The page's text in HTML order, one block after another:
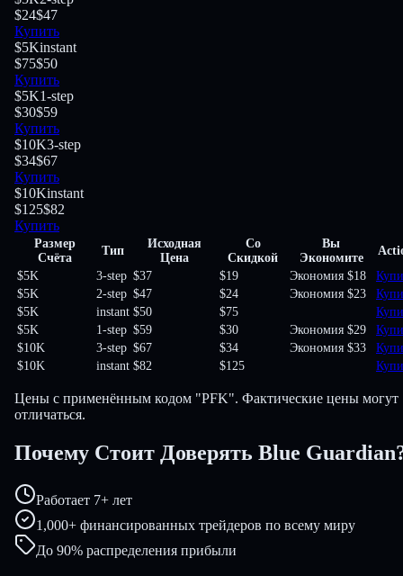
$24$47
Купить
$5Kinstant
$75$50
Купить
$5K1-step
$30$59
Купить
$10K3-step
$34$67
Купить
$10Kinstant
$125$82
Купить
Размер
Счёта
Тип
Исходная
Цена
Со
Скидкой
Вы
Экономите
$5K
3-step $37 $19 Экономия $18
$5K
2-step $47 $24 Экономия $23
$5K
instant $50 $75
$5K
1-step $59 $30 Экономия $29
$10K
3-step $67 $34 Экономия $33
$10K
instant $82 $125
Цены с применённым кодом "PFK". Фактические цены могут
отличаться.
Почему Стоит Доверять Blue
Работает 7+ лет
1,000+ финансированных трейдеров по всему миру
До 90% распределения прибыли